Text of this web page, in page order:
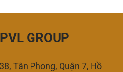
GROUP
Tân Phong, Quận 7, Hồ